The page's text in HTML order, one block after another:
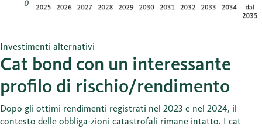
Investimenti alternativi
Cat bond con un interessante
profilo di rischio/rendimento
Dopo gli ottimi rendimenti registrati nel 2023 e nel 2024, il
contesto delle obbliga-zioni catastrofali rimane intatto. I cat